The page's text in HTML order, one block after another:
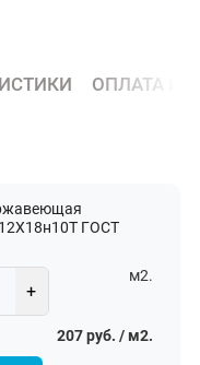
ОПЛАТА И
ГОСТ
+
м2.
207 руб. / м2.